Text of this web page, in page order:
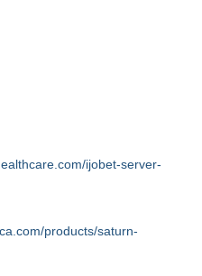
ijobet-server-
products/saturn-